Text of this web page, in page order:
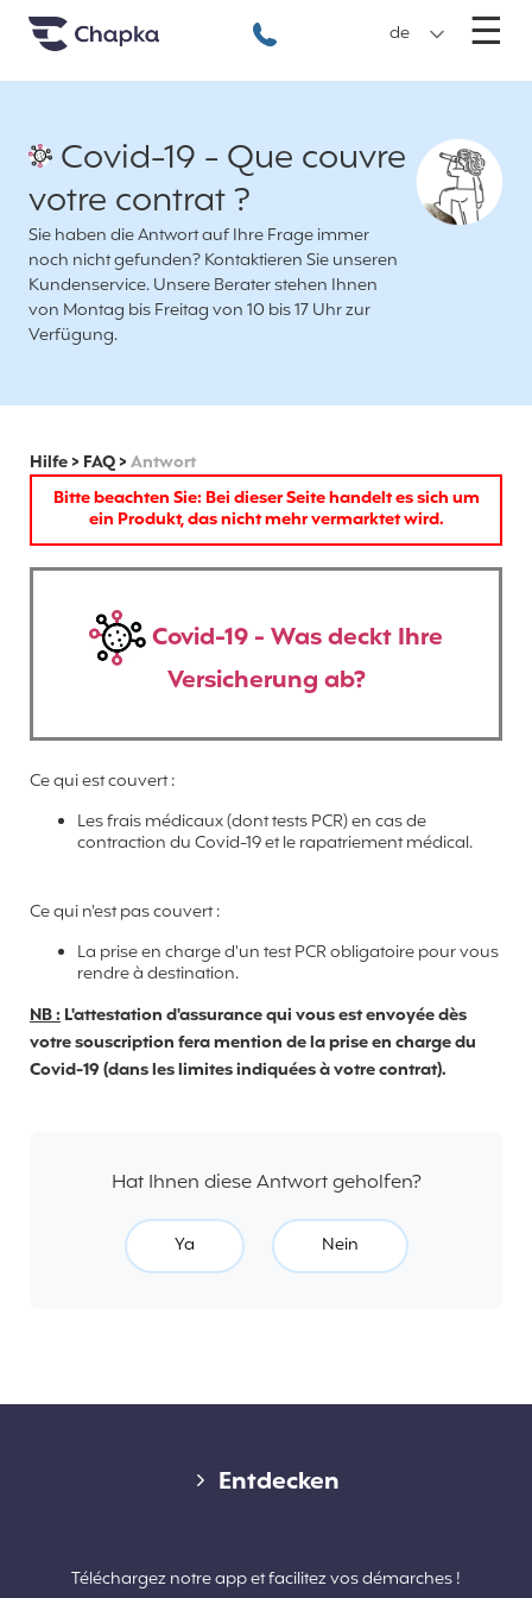
Chapka travel Insurance
+49 89 3803 5256
de ☰
Covid-19 - Que couvre
votre contrat ?
Sie haben die Antwort auf Ihre Frage immer
noch nicht gefunden? Kontaktieren Sie unseren
Kundenservice. Unsere Berater stehen Ihnen
von Montag bis Freitag von 10 bis 17 Uhr zur
Verfügung.
Hilfe> FAQ>Antwort
Bitte beachten Sie: Bei dieser Seite handelt es sich um
ein Produkt, das nicht mehr vermarktet wird.
Covid-19 - Was deckt Ihre
Versicherung ab?
Ce qui est couvert :
Les frais médicaux (dont tests PCR) en cas de
contraction du Covid-19 et le rapatriement médical.
Ce qui n'est pas couvert :
La prise en charge d'un test PCR obligatoire pour vous
rendre à destination.
NB :L'attestation d'assurance qui vous est envoyée dès
votre souscription fera mention de la prise en charge du
Covid-19 (dans les limites indiquées à votre contrat).
Hat Ihnen diese Antwort geholfen?
Ya Nein
Entdecken
Téléchargez notre app et facilitez vos démarches !